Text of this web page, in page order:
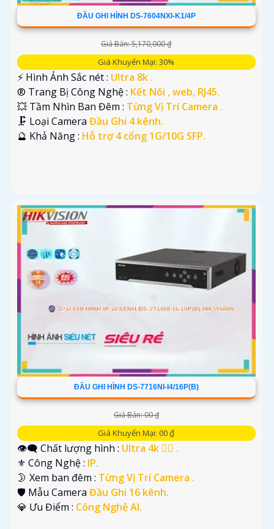
ĐẦU GHI HÌNH DS-7604NXI-K1/4P
Giá Bán: 5,170,000 ₫
Giá Khuyến Mại: 30%
️⚡ Hình Ảnh Sắc nét : Ultra 8k .
®️ Trang Bị Công Nghệ : Kết Nối , web, RJ45.
💥 Tầm Nhìn Ban Đêm : Từng Vị Trí Camera .
🗜️ Loại Camera Đầu Ghi 4 kênh.
️🔮 Khả Năng : Hỗ trợ 4 cổng 1G/10G SFP.
ĐẦU GHI HÌNH DS-7716NI-I4/16P(B)
Giá Bán: 00 ₫
Giá Khuyến Mại: 00 ₫
👁️‍🗨 Chất lượng hình : Ultra 4k 👍🏾 .
⚜️ Công Nghệ : IP.
🌛 Xem ban đêm : Từng Vị Trí Camera .
🛡 Mẫu Camera Đầu Ghi 16 kênh.
️💎 Ưu Điểm : Công Nghệ AI.